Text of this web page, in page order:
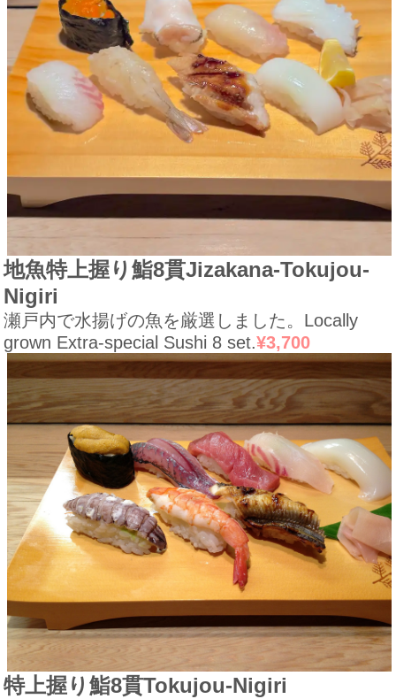
地魚特上握り鮨8貫Jizakana-Tokujou-
Nigiri
瀬戸内で水揚げの魚を厳選しました。 Locally
grown Extra-special Sushi 8 set.¥3,700
特上握り鮨8貫Tokujou-Nigiri